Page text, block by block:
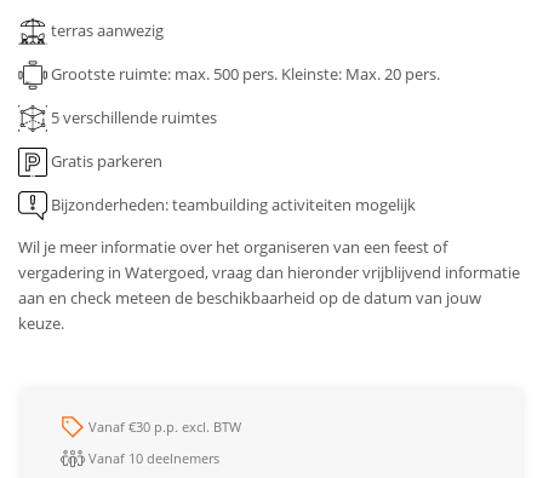
terras aanwezig
Grootste ruimte: max. 500 pers. Kleinste: Max. 20 pers.
5 verschillende ruimtes
Gratis parkeren
Bijzonderheden: teambuilding activiteiten mogelijk
Wil je meer informatie over het organiseren van een feest of
vergadering in Watergoed, vraag dan hieronder vrijblijvend informatie
aan en check meteen de beschikbaarheid op de datum van jouw
keuze.
Vanaf €30 p.p. excl. BTW
Vanaf 10 deelnemers